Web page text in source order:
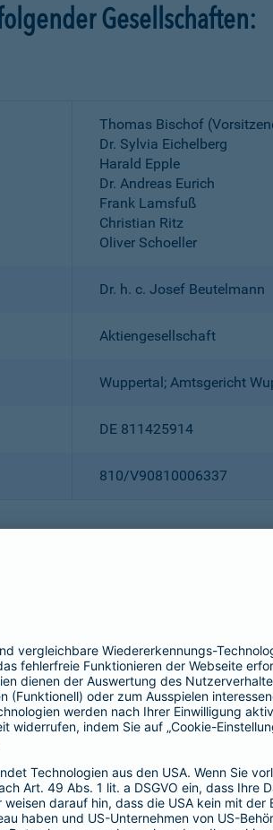
Gesellschaften:
Thomas Bischof
Dr. Sylvia Eichelberg
Harald Epple
Dr. Andreas Eurich
Frank Lamsfuß
Christian Ritz
Oliver Schoeller
Dr. h. c. Josef Beutelmann
Aktiengesellschaft
Wuppertal; Amtsgericht
DE 811425914
810/V90810006337
Dr. Andreas Eurich
Frank Lamsfuß
Oliver Schoeller
Alina vom Bruck
Aktiengesellschaft